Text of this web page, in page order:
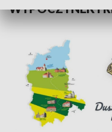
WYPOCZYNEK I